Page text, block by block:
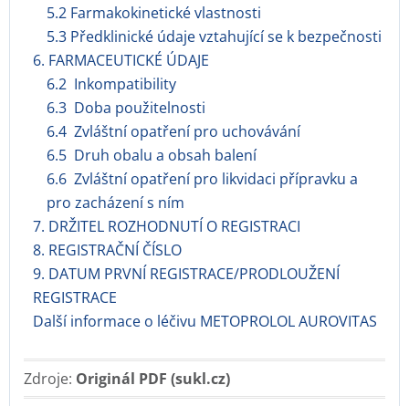
5.2 Farmakokinetické vlastnosti
5.3 Předklinické údaje vztahující se k bezpečnosti
6. FARMACEUTICKÉ ÚDAJE
6.2 Inkompatibility
6.3 Doba použitelnosti
6.4 Zvláštní opatření pro uchovávání
6.5 Druh obalu a obsah balení
6.6 Zvláštní opatření pro likvidaci přípravku a
pro zacházení s ním
7. DRŽITEL ROZHODNUTÍ O REGISTRACI
8. REGISTRAČNÍ ČÍSLO
9. DATUM PRVNÍ REGISTRACE/PRODLOUŽENÍ
REGISTRACE
Další informace o léčivu METOPROLOL AUROVITAS
Zdroje: Originál PDF (sukl.cz)